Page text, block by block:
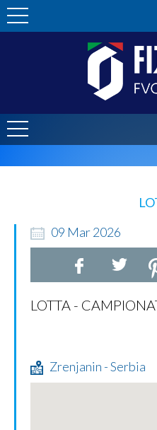
09 Mar2026
LOTTA -
Zrenjanin - Serbia